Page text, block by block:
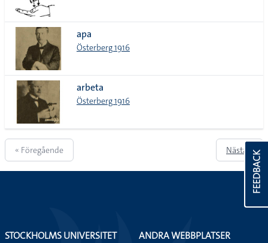
apa
Österberg 1916
arbeta
Österberg 1916
« Föregående Nästa »
FEEDBACK
STOCKHOLMS UNIVERSITET
ANDRA WEBBPLATSER